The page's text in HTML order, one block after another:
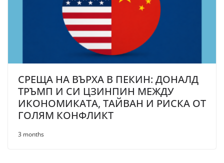
СРЕЩА НА ВЪРХА В ПЕКИН: ДОНАЛД
ТРЪМП И СИ ЦЗИНПИН МЕЖДУ
ИКОНОМИКАТА, ТАЙВАН И РИСКА ОТ
ГОЛЯМ КОНФЛИКТ
3 months